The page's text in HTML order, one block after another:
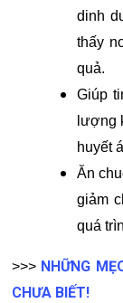
dinh
thấy
quả.
Giúp
lượng
huyết
Ăn
giảm
quá
>>> NHỮNG
CHƯA BIẾT!